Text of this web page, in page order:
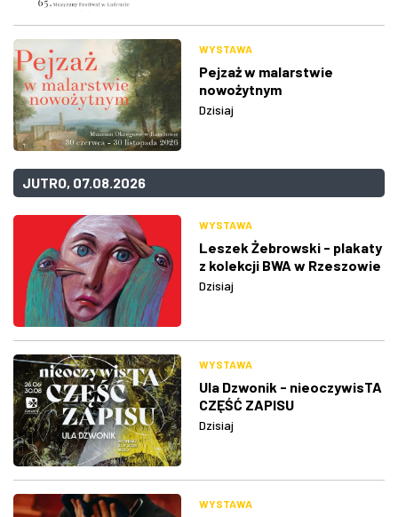
WYSTAWA
Pejzaż w malarstwie
nowożytnym
Dzisiaj
JUTRO, 07.08.2026
WYSTAWA
Leszek Żebrowski - plakaty
z kolekcji BWA w Rzeszowie
Dzisiaj
WYSTAWA
Ula Dzwonik - nieoczywisTA
CZĘŚĆ ZAPISU
Dzisiaj
WYSTAWA